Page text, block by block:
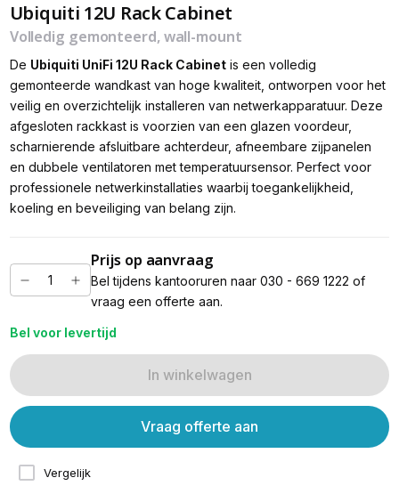
Ubiquiti 12U Rack Cabinet
Volledig gemonteerd, wall-mount
De Ubiquiti UniFi 12U Rack Cabinetis een volledig
gemonteerde wandkast van hoge kwaliteit, ontworpen voor het
veilig en overzichtelijk installeren van netwerkapparatuur. Deze
afgesloten rackkast is voorzien van een glazen voordeur,
scharnierende afsluitbare achterdeur, afneembare zijpanelen
en dubbele ventilatoren met temperatuursensor. Perfect voor
professionele netwerkinstallaties waarbij toegankelijkheid,
koeling en beveiliging van belang zijn.
Prijs op aanvraag
Bel tijdens kantooruren naar 030 - 669 1222 of
vraag een offerte aan.
Bel voor levertijd
In winkelwagen
Vergelijk
Vraag offerte aan